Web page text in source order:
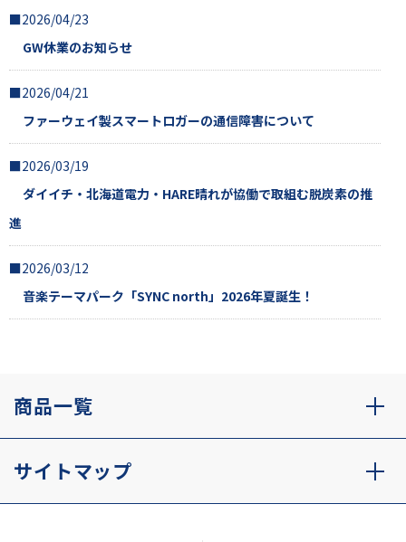
■2026/04/23
GW休業のお知らせ
■2026/04/21
ファーウェイ製スマートロガーの通信障害について
■2026/03/19
ダイイチ・北海道電力・HARE晴れが協働で取組む脱炭素の推
進
■2026/03/12
音楽テーマパーク「SYNC north」2026年夏誕生！
商品一覧
サイトマップ